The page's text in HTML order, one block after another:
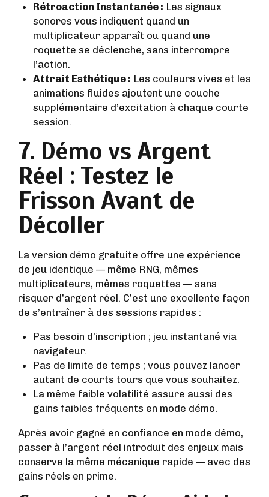
Rétroaction Instantanée : Les signaux
sonores vous indiquent quand un
multiplicateur apparaît ou quand une
roquette se déclenche, sans interrompre
l’action.
Attrait Esthétique : Les couleurs vives et les
animations fluides ajoutent une couche
supplémentaire d’excitation à chaque courte
session.
7. Démo vs Argent
Réel : Testez le
Frisson Avant de
Décoller
La version démo gratuite offre une expérience
de jeu identique — même RNG, mêmes
multiplicateurs, mêmes roquettes — sans
risquer d’argent réel. C’est une excellente façon
de s’entraîner à des sessions rapides :
Pas besoin d’inscription ; jeu instantané via
navigateur.
Pas de limite de temps ; vous pouvez lancer
autant de courts tours que vous souhaitez.
La même faible volatilité assure aussi des
gains faibles fréquents en mode démo.
Après avoir gagné en confiance en mode démo,
passer à l’argent réel introduit des enjeux mais
conserve la même mécanique rapide — avec des
gains réels en prime.